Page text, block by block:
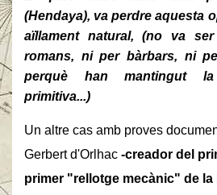
(Hendaya), va perdre aquesta
aïllament natural, (no va
romans, ni per bàrbars, ni
perquè han mantingut
primitiva...)
Un altre cas amb proves
Gerbert d'Orlhac -creador del
primer "rellotge mecànic" de la